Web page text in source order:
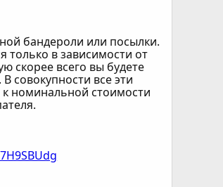
бандероли или посылки.
только в зависимости от
скорее всего вы будете
совокупности все эти
номинальной стоимости